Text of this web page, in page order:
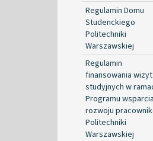
Regulamin Domu
Studenckiego
Politechniki
Warszawskiej
Regulamin
finansowania wizyt
studyjnych w
Programu wsparcia
rozwoju
Politechniki
Warszawskiej